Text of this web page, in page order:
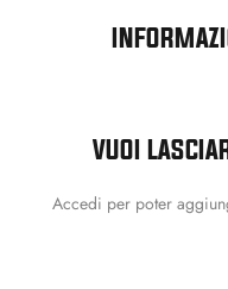
VUOI
Accedi per poter